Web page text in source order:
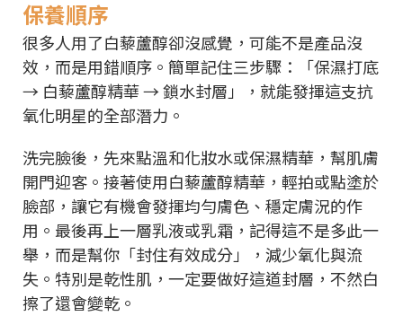
保養順序
很多人用了白藜蘆醇卻沒感覺，可能不是產品沒
效，而是用錯順序。簡單記住三步驟：「保濕打底
→ 白藜蘆醇精華 → 鎖水封層」，就能發揮這支抗
氧化明星的全部潛力。
洗完臉後，先來點溫和化妝水或保濕精華，幫肌膚
開門迎客。接著使用白藜蘆醇精華，輕拍或點塗於
臉部，讓它有機會發揮均勻膚色、穩定膚況的作
用。最後再上一層乳液或乳霜，記得這不是多此一
舉，而是幫你「封住有效成分」，減少氧化與流
失。特別是乾性肌，一定要做好這道封層，不然白
擦了還會變乾。